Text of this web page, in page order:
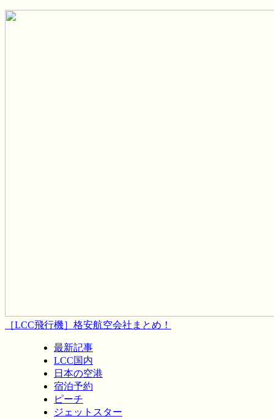
［LCC飛行機］格安航空会社まとめ！
最新記事
LCC国内
日本の空港
宿泊予約
ピーチ
ジェットスター